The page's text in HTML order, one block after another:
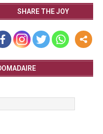
SHARE THE JOY